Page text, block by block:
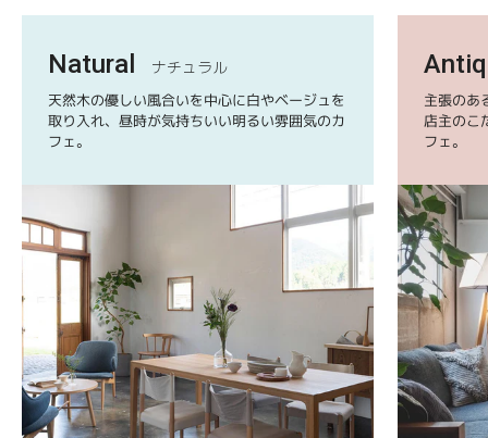
Natural ナチュラル
天然木の優しい風合いを中心に白やベージュを
取り入れ、昼時が気持ちいい明るい雰囲気のカ
フェ。
主張のあ
店主のこ
フェ。